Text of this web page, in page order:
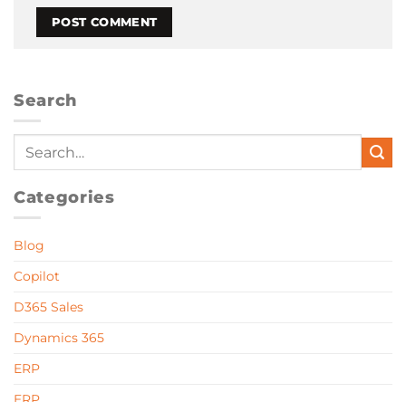
Search
Categories
Blog
Copilot
D365 Sales
Dynamics 365
ERP